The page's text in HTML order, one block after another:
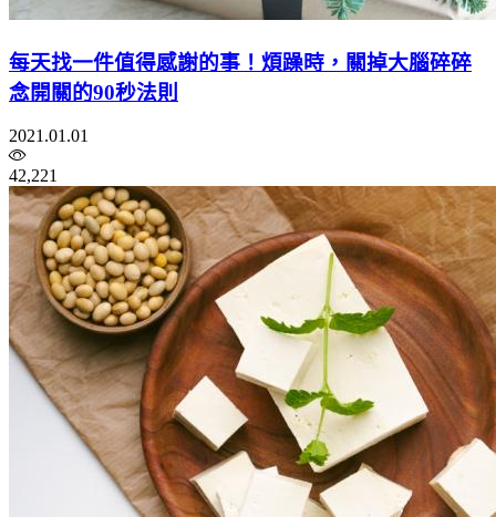
每天找一件值得感謝的事！煩躁時，關掉大腦碎碎
念開關的90秒法則
2021.01.01
42,221